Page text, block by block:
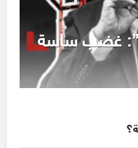
غضب ساسة